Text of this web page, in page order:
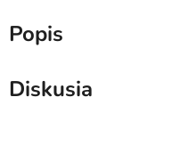
Popis
Diskusia